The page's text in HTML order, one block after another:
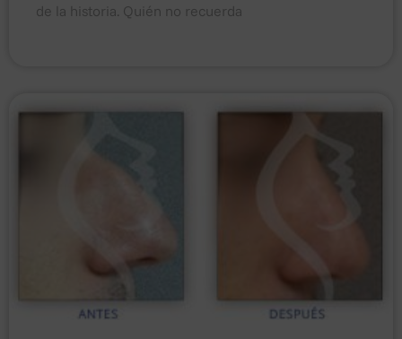
de la historia. Quién no recuerda